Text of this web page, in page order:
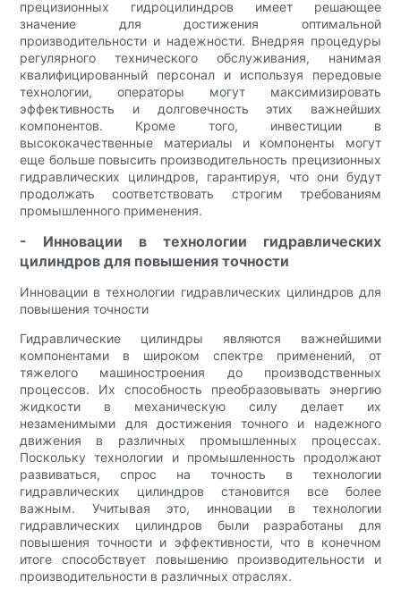
прецизионных гидроцилиндров имеет решающее
значение для достижения оптимальной
производительности и надежности. Внедряя процедуры
регулярного технического обслуживания, нанимая
квалифицированный персонал и используя передовые
технологии, операторы могут максимизировать
эффективность и долговечность этих важнейших
компонентов. Кроме того, инвестиции в
высококачественные материалы и компоненты могут
еще больше повысить производительность прецизионных
гидравлических цилиндров, гарантируя, что они будут
продолжать соответствовать строгим требованиям
промышленного применения.
- Инновации в технологии гидравлических
цилиндров для повышения точности
Инновации в технологии гидравлических цилиндров для
повышения точности
Гидравлические цилиндры являются важнейшими
компонентами в широком спектре применений, от
тяжелого машиностроения до производственных
процессов. Их способность преобразовывать энергию
жидкости в механическую силу делает их
незаменимыми для достижения точного и надежного
движения в различных промышленных процессах.
Поскольку технологии и промышленность продолжают
развиваться, спрос на точность в технологии
гидравлических цилиндров становится все более
важным. Учитывая это, инновации в технологии
гидравлических цилиндров были разработаны для
повышения точности и эффективности, что в конечном
итоге способствует повышению производительности и
производительности в различных отраслях.